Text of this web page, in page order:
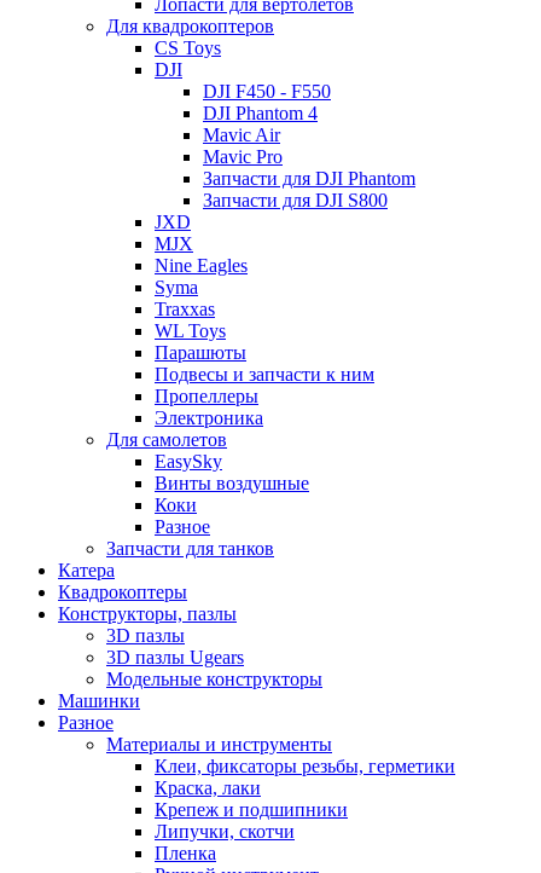
Лопасти для вертолетов
Для квадрокоптеров
CS Toys
DJI
DJI F450 - F550
DJI Phantom 4
Mavic Air
Mavic Pro
Запчасти для DJI Phantom
Запчасти для DJI S800
JXD
MJX
Nine Eagles
Syma
Traxxas
WL Toys
Парашюты
Подвесы и запчасти к ним
Пропеллеры
Электроника
Для самолетов
EasySky
Винты воздушные
Коки
Разное
Запчасти для танков
Катера
Квадрокоптеры
Конструкторы, пазлы
3D пазлы
3D пазлы Ugears
Модельные конструкторы
Машинки
Разное
Материалы и инструменты
Клеи, фиксаторы резьбы, герметики
Краска, лаки
Крепеж и подшипники
Липучки, скотчи
Пленка